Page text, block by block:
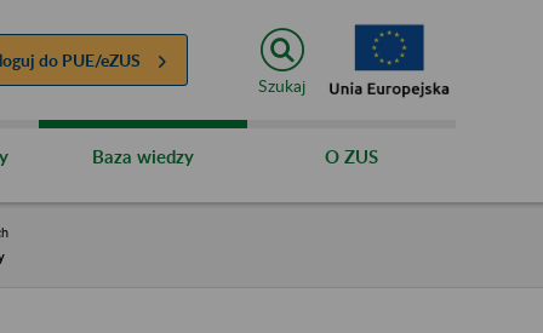
do PUE/eZUS
Szukaj
Baza wiedzy O ZUS